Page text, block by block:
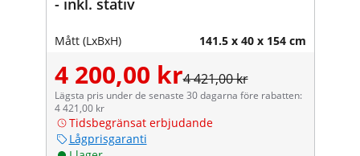
Mått (LxBxH) 141.5 x 40 x 154 cm
4 200,00 kr4 421,00 kr
Lägsta pris under de senaste 30 dagarna före rabatten:
4 421,00 kr
Tidsbegränsat erbjudande
Lågprisgaranti